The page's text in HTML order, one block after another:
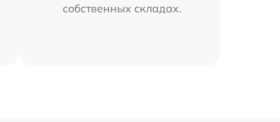
собственных складах.